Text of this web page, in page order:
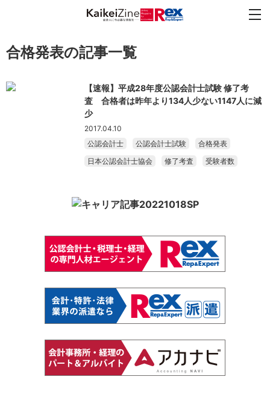
合格発表の記事一覧
【速報】平成28年度公認会計士試験 修了考
査 合格者は昨年より134人少ない1147人に減
少
2017.04.10
公認会計士
公認会計士試験
合格発表
日本公認会計士協会
修了考査 受験者数